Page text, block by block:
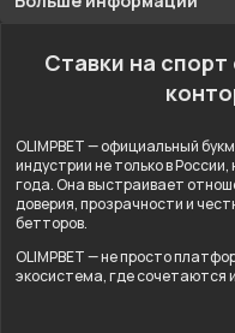
Ставки на
OLIMPBET — официальный
индустрии не только в
года. Она выстраивает
доверия, прозрачности и
бетторов.
OLIMPBET — не просто
экосистема, где сочетаются